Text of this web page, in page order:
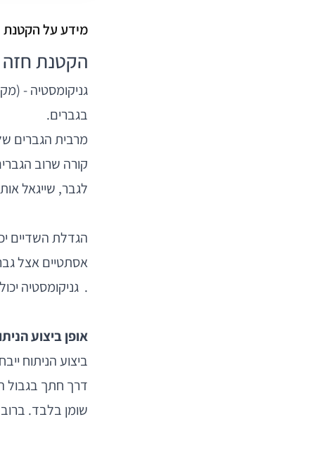
מידע על הקטנת
הקטנת
גניקומסטיה -
בגברים.
מרבית הגברים
קורה שרוב
לגבר, שייגאל
הגדלת השדיים
אסתטיים אצל
. גניקומסטיה
אופן ביצוע
ביצוע הניתוח
דרך חתך בגבול
שומן בלבד.